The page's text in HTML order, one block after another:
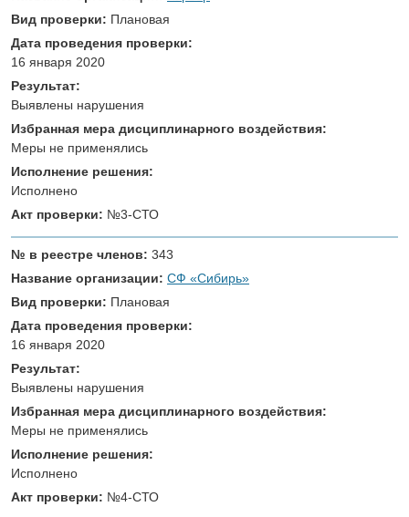
Вид проверки: Плановая
Дата проведения проверки:
16 января 2020
Результат:
Выявлены нарушения
Избранная мера дисциплинарного воздействия:
Меры не применялись
Исполнение решения:
Исполнено
Акт проверки: №3-СТО
№ в реестре членов: 343
Название организации: СФ «Сибирь»
Вид проверки: Плановая
Дата проведения проверки:
16 января 2020
Результат:
Выявлены нарушения
Избранная мера дисциплинарного воздействия:
Меры не применялись
Исполнение решения:
Исполнено
Акт проверки: №4-СТО